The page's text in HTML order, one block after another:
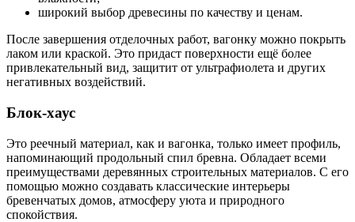
широкий выбор древесины по качеству и ценам.
После завершения отделочных работ, вагонку можно покрыть
лаком или краской. Это придаст поверхности ещё более
привлекательный вид, защитит от ультрафиолета и других
негативных воздействий.
Блок-хаус
Это реечный материал, как и вагонка, только имеет профиль,
напоминающий продольный спил бревна. Обладает всеми
преимуществами деревянных строительных материалов. С его
помощью можно создавать классические интерьеры
бревенчатых домов, атмосферу уюта и природного
спокойствия.